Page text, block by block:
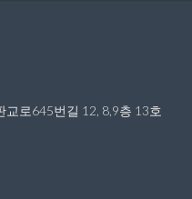
교로645번길 12, 8,9층 13호